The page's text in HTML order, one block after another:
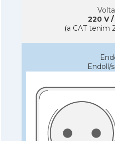
220 V
(a CAT tenim
Endoll/s